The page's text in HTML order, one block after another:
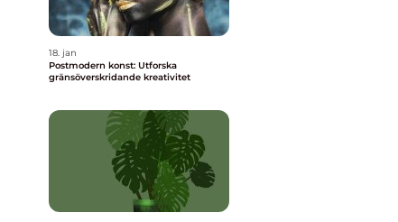
18. jan
Postmodern konst: Utforska
gränsöverskridande kreativitet